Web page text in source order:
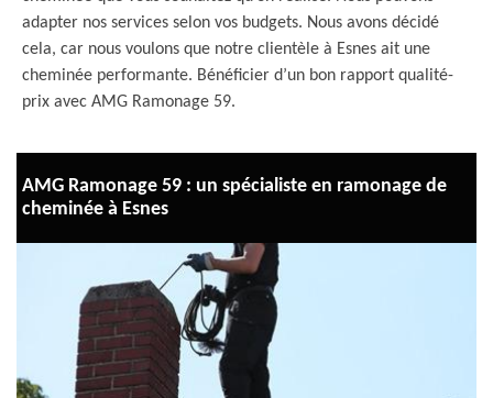
adapter nos services selon vos budgets. Nous avons décidé
cela, car nous voulons que notre clientèle à Esnes ait une
cheminée performante. Bénéficier d’un bon rapport qualité-
prix avec AMG Ramonage 59.
AMG Ramonage 59 : un spécialiste en ramonage de
cheminée à Esnes